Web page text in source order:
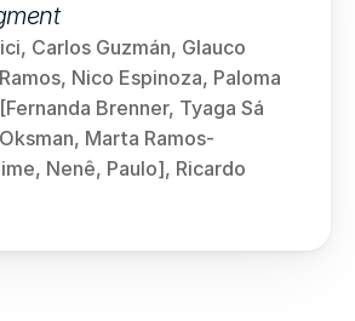
Carlos Guzmán, Glauco
Nico Espinoza, Paloma
Brenner, Tyaga Sá
Marta Ramos-
Nenê, Paulo], Ricardo